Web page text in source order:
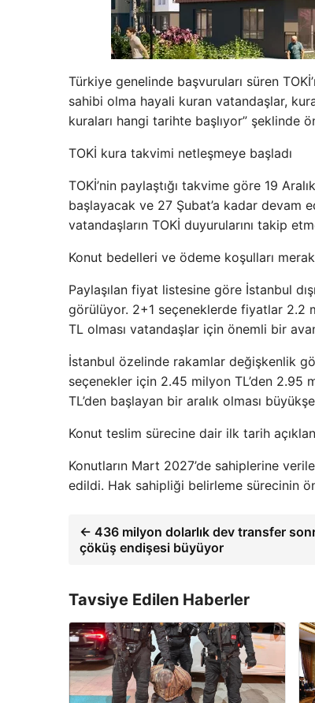
Türkiye genelinde başvuruları süren
sahibi olma hayali kuran vatandaşlar,
kuraları hangi tarihte başlıyor” şeklinde
TOKİ kura takvimi netleşmeye başladı
TOKİ’nin paylaştığı takvime göre 19
başlayacak ve 27 Şubat’a kadar devam
vatandaşların TOKİ duyurularını takip
Konut bedelleri ve ödeme koşulları
Paylaşılan fiyat listesine göre İstanbul
görülüyor. 2+1 seçeneklerde fiyatlar 2.2
TL olması vatandaşlar için önemli bir
İstanbul özelinde rakamlar değişkenlik
seçenekler için 2.45 milyon TL’den 2.95
TL’den başlayan bir aralık olması
Konut teslim sürecine dair ilk tarih
Konutların Mart 2027’de sahiplerine
edildi. Hak sahipliği belirleme sürecinin
← 436 milyon dolarlık dev transfer
çöküş endişesi büyüyor
Tavsiye Edilen Haberler